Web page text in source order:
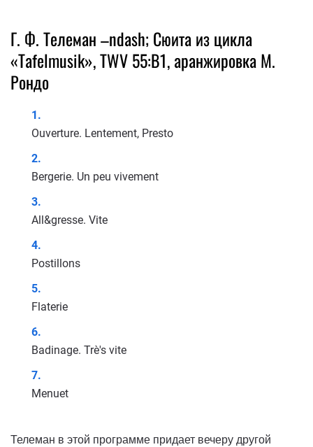
Г. Ф. Телеман –ndash; Сюита из цикла
«Tafelmusik», TWV 55:B1, аранжировка М.
Рондо
Ouverture. Lentement, Presto
Bergerie. Un peu vivement
All&gresse. Vite
Postillons
Flaterie
Badinage. Trè's vite
Menuet
Телеман в этой программе придает вечеру другой